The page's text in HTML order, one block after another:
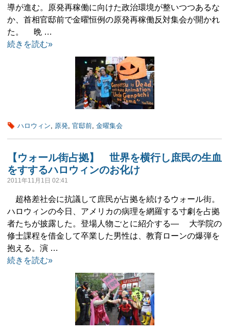
導が進む。原発再稼働に向けた政治環境が整いつつあるな
か、首相官邸前で金曜恒例の原発再稼働反対集会が開かれ
た。 晩 …
続きを読む»
ハロウィン, 原発, 官邸前, 金曜集会
【ウォール街占拠】 世界を横行し庶民の生血
をすするハロウィンのお化け
2011年11月1日 02:41
超格差社会に抗議して庶民が占拠を続けるウォール街。
ハロウィンの今日、アメリカの病理を網羅する寸劇を占拠
者たちが披露した。登場人物ごとに紹介する― 大学院の
修士課程を借金して卒業した男性は、教育ローンの爆弾を
抱える。演 …
続きを読む»